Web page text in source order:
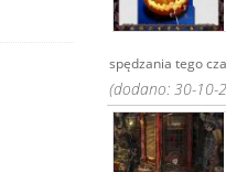
spędzania tego
(dodano: 30-10-